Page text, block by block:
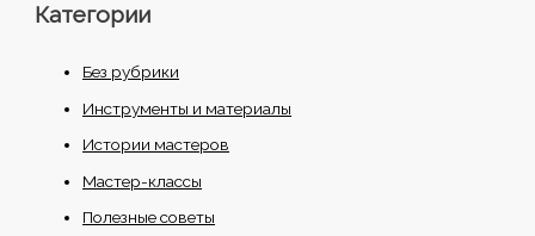
Категории
Без рубрики
Инструменты и материалы
Истории мастеров
Мастер-классы
Полезные советы